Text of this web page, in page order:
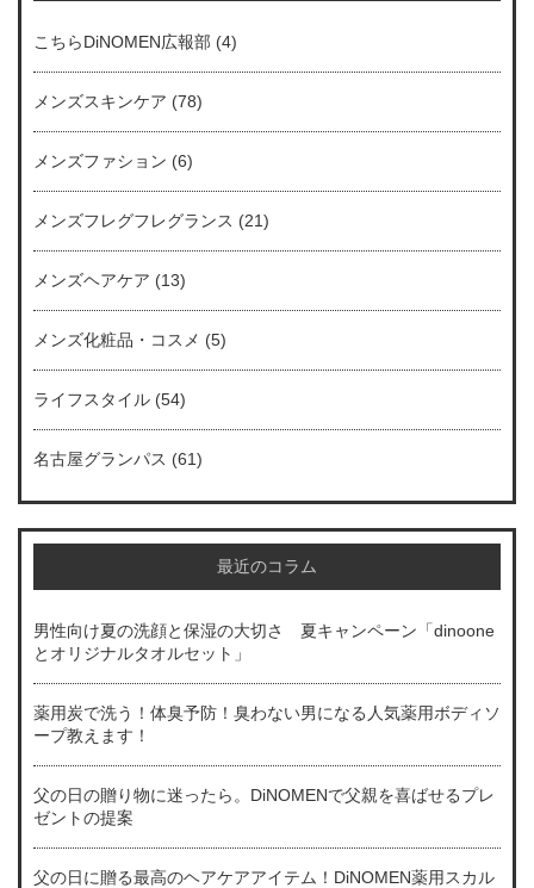
こちらDiNOMEN広報部 (4)
メンズスキンケア (78)
メンズファション (6)
メンズフレグフレグランス (21)
メンズヘアケア (13)
メンズ化粧品・コスメ (5)
ライフスタイル (54)
名古屋グランパス (61)
最近のコラム
男性向け夏の洗顔と保湿の大切さ 夏キャンペーン「dinoone
とオリジナルタオルセット」
薬用炭で洗う！体臭予防！臭わない男になる人気薬用ボディソ
ープ教えます！
父の日の贈り物に迷ったら。DiNOMENで父親を喜ばせるプレ
ゼントの提案
父の日に贈る最高のヘアケアアイテム！DiNOMEN薬用スカル